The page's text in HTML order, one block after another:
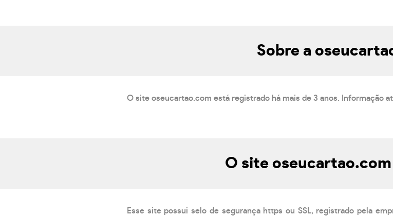
Sobre a
O site oseucartao.com está registrado há mais de 3 anos. Informação
O site oseucartao.com
Esse site possui selo de segurança https ou SSL, registrado pela